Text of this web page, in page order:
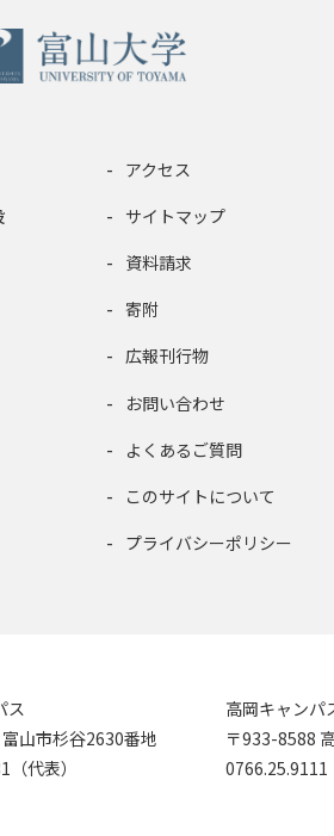
アクセス
サイトマップ
資料請求
寄附
広報刊行物
お問い合わせ
よくあるご質問
このサイトについて
プライバシーポリシー
ス
山市杉谷2630番地
代表）
高岡キャンパ
〒933-8588
0766.25.9111